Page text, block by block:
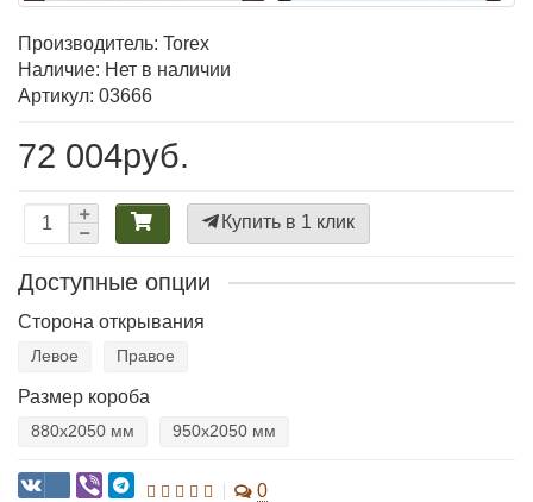
Производитель: Torex
Наличие: Нет в наличии
Артикул: 03666
72 004руб.
Купить в 1 клик
Доступные опции
Сторона открывания
Левое Правое
Размер короба
880х2050 мм 950х2050 мм
0